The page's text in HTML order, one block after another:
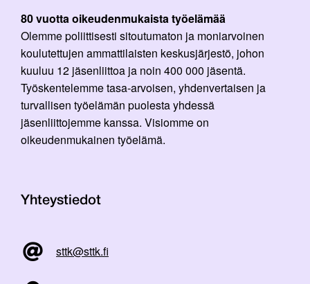
80 vuotta oikeudenmukaista työelämää
Olemme poliittisesti sitoutumaton ja moniarvoinen
koulutettujen ammattilaisten keskusjärjestö, johon
kuuluu 12 jäsenliittoa ja noin 400 000 jäsentä.
Työskentelemme tasa-arvoisen, yhdenvertaisen ja
turvallisen työelämän puolesta yhdessä
jäsenliittojemme kanssa. Visiomme on
oikeudenmukainen työelämä.
Yhteystiedot
sttk@sttk.fi